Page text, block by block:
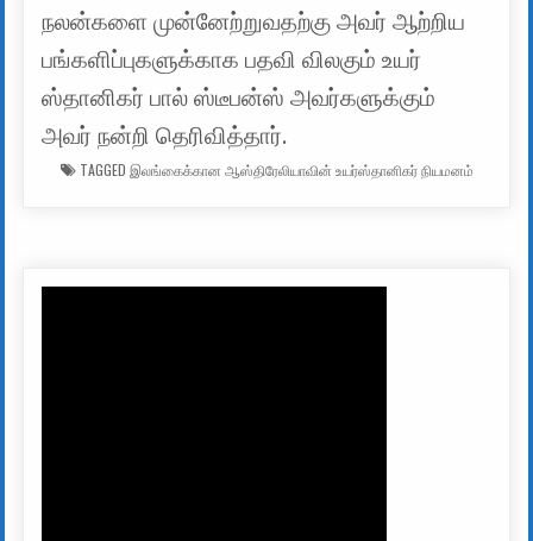
நலன்களை முன்னேற்றுவதற்கு அவர் ஆற்றிய
பங்களிப்புகளுக்காக பதவி விலகும் உயர்
ஸ்தானிகர் பால் ஸ்டீபன்ஸ் அவர்களுக்கும்
அவர் நன்றி தெரிவித்தார்.
TAGGED இலங்கைக்கான ஆஸ்திரேலியாவின் உயர்ஸ்தானிகர் நியமனம்